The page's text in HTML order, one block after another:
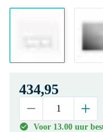
434,95
Voor 13.00 uur